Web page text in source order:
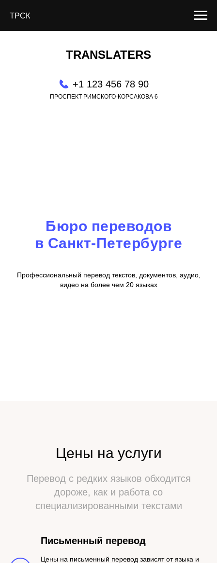
ТРСК
TRANSLATERS
+1 123 456 78 90
ПРОСПЕКТ РИМСКОГО-КОРСАКОВА 6
Бюро переводов
в Санкт-Петербурге
Профессиональный перевод текстов, документов, аудио,
видео на более чем 20 языках
Цены на услуги
Перевод с редких языков обходится
дороже, как и работа со
специализированными текстами
Письменный перевод
Цены на письменный перевод зависят от языка и